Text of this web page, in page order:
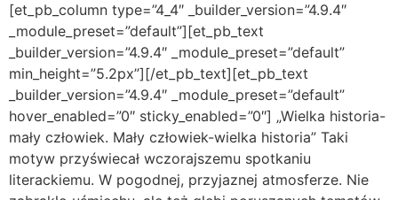
[et_pb_column type=”4_4″ _builder_version=”4.9.4″
_module_preset=”default”][et_pb_text
_builder_version=”4.9.4″ _module_preset=”default”
min_height=”5.2px”][/et_pb_text][et_pb_text
_builder_version=”4.9.4″ _module_preset=”default”
hover_enabled=”0″ sticky_enabled=”0″] „Wielka historia-
mały człowiek. Mały człowiek-wielka historia” Taki
motyw przyświecał wczorajszemu spotkaniu
literackiemu. W pogodnej, przyjaznej atmosferze. Nie